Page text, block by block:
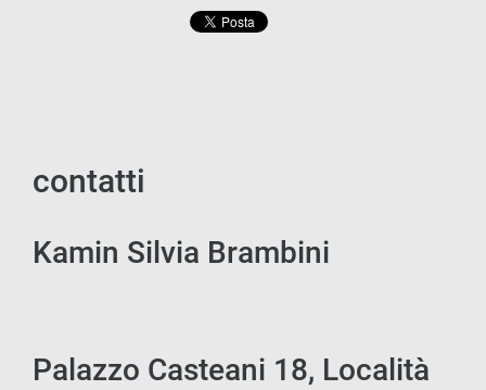
contatti
Kamin Silvia Brambini
Palazzo Casteani 18, Località